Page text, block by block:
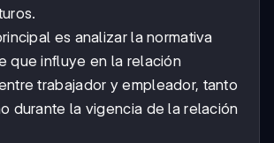
es analizar la normativa
que influye en la relación
trabajador y empleador, tanto
durante la vigencia de la relación